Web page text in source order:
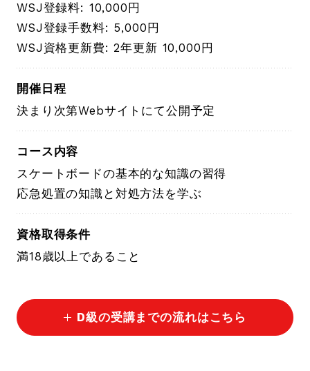
WSJ登録料: 10,000円
WSJ登録手数料: 5,000円
WSJ資格更新費: 2年更新 10,000円
開催日程
決まり次第Webサイトにて公開予定
コース内容
スケートボードの基本的な知識の習得
応急処置の知識と対処方法を学ぶ
資格取得条件
満18歳以上であること
D級の受講までの流れはこちら